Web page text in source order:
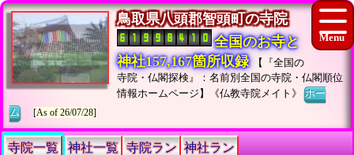
鳥取県八頭郡智頭町の寺院
全国のお寺と
神社157,167箇所収録
【『全国の
寺院・仏閣探検』：名前別全国の寺院・仏閣順位
情報ホームページ】《仏教寺院メイト》ホー
ム
[As of 26/07/28]
寺院一覧
神社一覧 寺院ラン 神社ラン